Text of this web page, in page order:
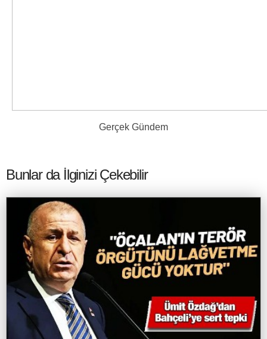
Gerçek Gündem
Bunlar da İlginizi Çekebilir